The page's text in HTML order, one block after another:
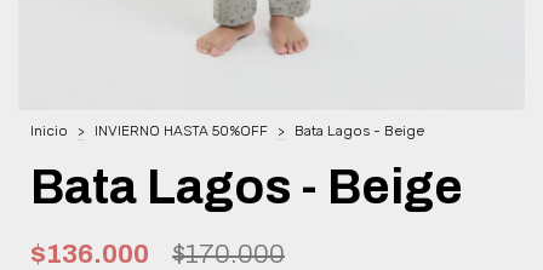
Inicio > INVIERNO HASTA 50%OFF > Bata Lagos - Beige
Bata Lagos - Beige
$136.000 $170.000